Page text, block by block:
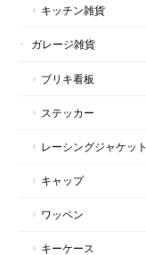
キッチン雑貨
ガレージ雑貨
ブリキ看板
ステッカー
レーシングジャケット
キャップ
ワッペン
キーケース